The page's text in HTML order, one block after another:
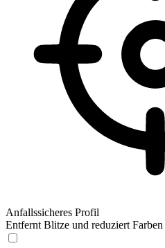
Anfallssicheres Profil
Entfernt Blitze und reduziert Farben